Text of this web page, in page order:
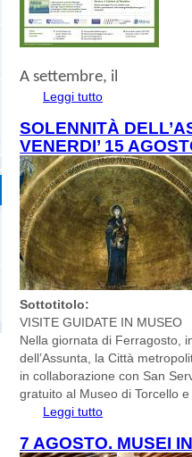
A settembre, il
Leggi tutto
SOLENNITÀ
VENERDI’ 15
Sottotitolo:
VISITE GUIDATE IN MUSEO
Nella giornata di Ferragosto,
dell’Assunta, la Città
in collaborazione con San
gratuito al Museo di Torcello
Leggi tutto
7 AGOSTO. MUSEI